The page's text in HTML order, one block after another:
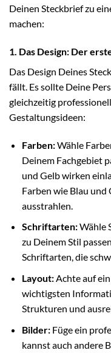
Deinen Steckbrief zu
machen:
1. Das Design: Der
Das Design Deines
fällt. Es sollte Deine
gleichzeitig
Gestaltungsideen:
Farben:Wähle
Deinem Fachgebiet
und Gelb wirken
Farben wie Blau
ausstrahlen.
Schriftarten:Wähle
zu Deinem Stil
Schriftarten, die
Layout:Achte auf
wichtigsten
Strukturen und
Bilder:Füge ein
kannst auch andere